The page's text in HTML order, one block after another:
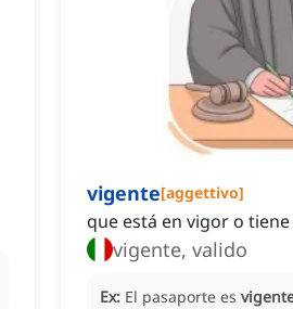
vigente[aggettivo]
que está en vigor o
vigente, valido
Ex: El pasaporte es